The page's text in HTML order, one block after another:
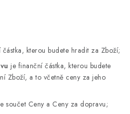
kterou budete hradit za Zboží;
je finanční částka, kterou budete
Zboží, a to včetně ceny za jeho
součet Ceny a Ceny za dopravu;